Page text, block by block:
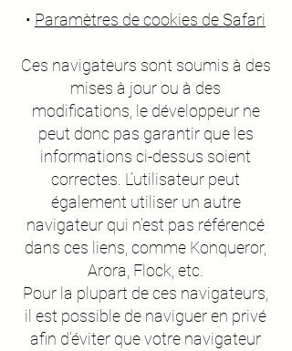
• Paramètres de cookies de Safari
Ces navigateurs sont soumis à des
mises à jour ou à des
modifications, le développeur ne
peut donc pas garantir que les
informations ci-dessus soient
correctes. L’utilisateur peut
également utiliser un autre
navigateur qui n’est pas référencé
dans ces liens, comme Konqueror,
Arora, Flock, etc.
Pour la plupart de ces navigateurs,
il est possible de naviguer en privé
afin d’éviter que votre navigateur